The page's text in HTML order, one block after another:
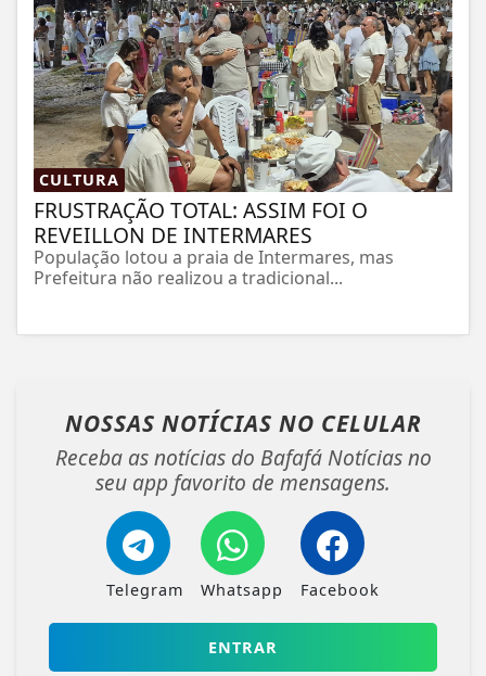
CULTURA
FRUSTRAÇÃO TOTAL: ASSIM FOI O
REVEILLON DE INTERMARES
População lotou a praia de Intermares, mas
Prefeitura não realizou a tradicional...
NOSSAS NOTÍCIAS NO CELULAR
Receba as notícias do Bafafá Notícias no
seu app favorito de mensagens.
Telegram Whatsapp Facebook
ENTRAR